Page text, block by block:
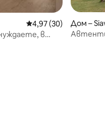
Средна оценка: 4,97
4,97 (30)
в
Дом –